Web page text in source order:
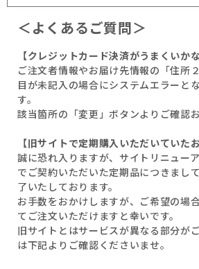
＜よくあるご質問＞
【クレジットカード決済がうまくいか
ご注文者情報やお届け先情報の「住所
目が未記入の場合にシステムエラーと
す。
該当箇所の「変更」ボタンよりご確認
【旧サイトで定期購入いただいていた
誠に恐れ入りますが、サイトリニュー
でご契約いただいた定期品につきまし
了いたしております。
お手数をおかけしますが、ご希望の場
てご注文いただけますと幸いです。
旧サイトとはサービスが異なる部分が
は下記よりご確認くださいませ。